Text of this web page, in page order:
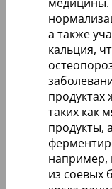
а также
кальция,
продуктах
таких как
продукты,
например,
из соевых